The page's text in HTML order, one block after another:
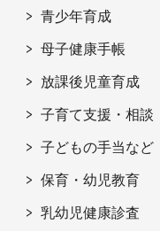
青少年育成
母子健康手帳
放課後児童育成
子育て支援・相談
子どもの手当など
保育・幼児教育
乳幼児健康診査